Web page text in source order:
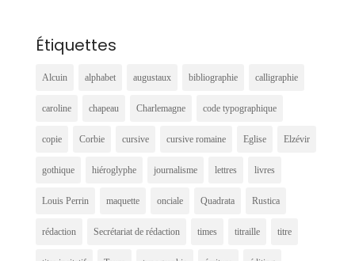
Étiquettes
Alcuin alphabet augustaux bibliographie calligraphie
caroline chapeau Charlemagne code typographique
copie Corbie cursive cursive romaine Eglise Elzévir
gothique hiéroglyphe journalisme lettres livres
Louis Perrin maquette onciale Quadrata Rustica
rédaction Secrétariat de rédaction times titraille titre